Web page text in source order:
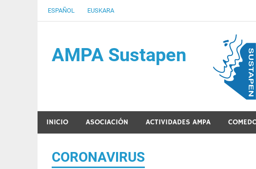
ESPAÑOL EUSKARA
AMPA Sustapen
Usandizaga-Peñaflorida-Amara B.H.I.ko Ikasleen Guraso
INICIO ASOCIACIÓN ACTIVIDADES AMPA
CORONAVIRUS